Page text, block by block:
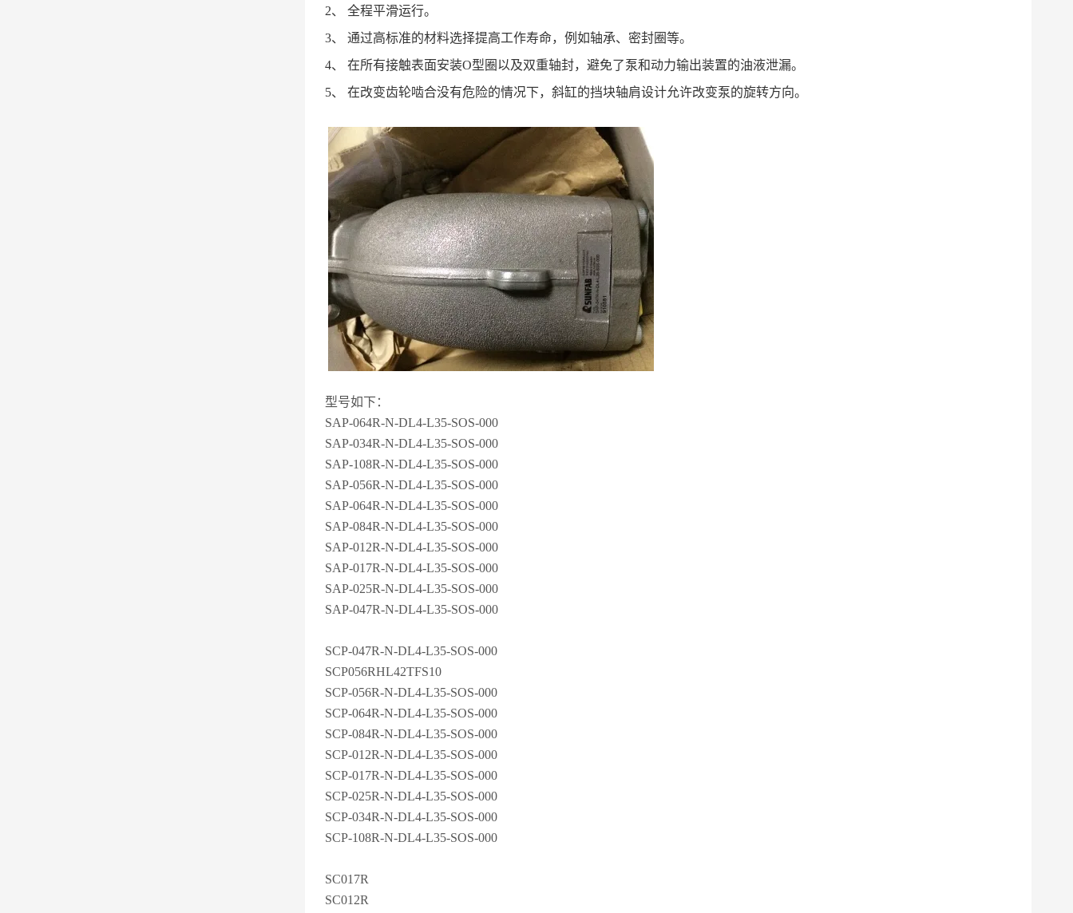
2、 全程平滑运行。
3、 通过高标准的材料选择提高工作寿命，例如轴承、密封圈等。
4、 在所有接触表面安装O型圈以及双重轴封，避免了泵和动力输出装置的油液泄漏。
5、 在改变齿轮啮合没有危险的情况下，斜缸的挡块轴肩设计允许改变泵的旋转方向。
型号如下：
SAP-064R-N-DL4-L35-SOS-000
SAP-034R-N-DL4-L35-SOS-000
SAP-108R-N-DL4-L35-SOS-000
SAP-056R-N-DL4-L35-SOS-000
SAP-064R-N-DL4-L35-SOS-000
SAP-084R-N-DL4-L35-SOS-000
SAP-012R-N-DL4-L35-SOS-000
SAP-017R-N-DL4-L35-SOS-000
SAP-025R-N-DL4-L35-SOS-000
SAP-047R-N-DL4-L35-SOS-000
SCP-047R-N-DL4-L35-SOS-000
SCP056RHL42TFS10
SCP-056R-N-DL4-L35-SOS-000
SCP-064R-N-DL4-L35-SOS-000
SCP-084R-N-DL4-L35-SOS-000
SCP-012R-N-DL4-L35-SOS-000
SCP-017R-N-DL4-L35-SOS-000
SCP-025R-N-DL4-L35-SOS-000
SCP-034R-N-DL4-L35-SOS-000
SCP-108R-N-DL4-L35-SOS-000
SC017R
SC012R